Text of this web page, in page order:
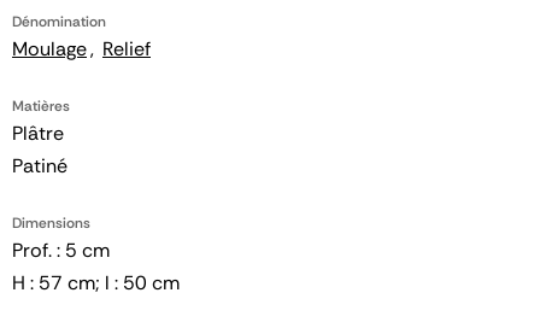
Dénomination
Moulage Relief
Matières
Plâtre
Patiné
Dimensions
Prof. : 5 cm
H : 57 cm; l : 50 cm